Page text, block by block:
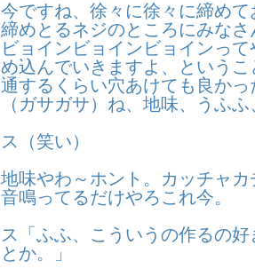
今ですね、徐々に徐々に締め
締めとるネジのところにみな
ビョインビョインビョインっ
め込んでいきますよ、という
通するくらい穴あけても良か
（ガサガサ）ね、地味、うふ
ス（笑い）
地味やわ～ホント。カッチャ
音鳴ってるだけやろこれ今。
ス「ふふ、こういうの作るの
とか。」